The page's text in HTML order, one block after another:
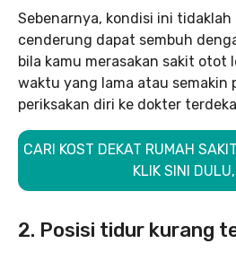
Sebenarnya, kondisi ini tidaklah
cenderung dapat sembuh
bila kamu merasakan sakit otot
waktu yang lama atau semakin
periksakan diri ke dokter
CARI KOST DEKAT RUMAH
KLIK SINI
2. Posisi tidur kurang